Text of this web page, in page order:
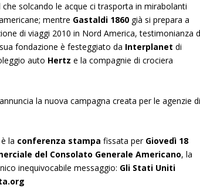
che solcando le acque ci trasporta in mirabolanti
mentre Gastaldi 1860 già si prepara a
di viaggi 2010 in Nord America, testimonianza
fondazione è festeggiato da Interplanet di
auto Hertze la compagnie di crociera
la nuova campagna creata per le agenzie
la conferenza stampa fissata per Giovedì 18
del Consolato Generale Americano, la
inequivocabile messaggio: Gli Stati Uniti